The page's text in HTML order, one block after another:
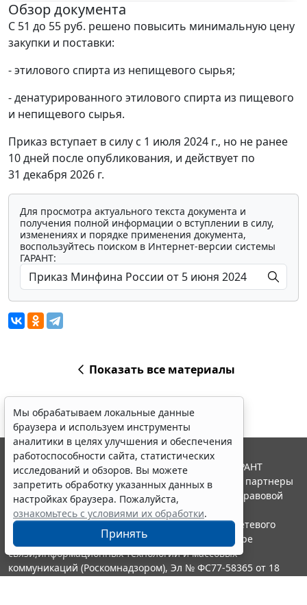
Обзор документа
С 51 до 55 руб. решено повысить минимальную цену
закупки и поставки:
- этилового спирта из непищевого сырья;
- денатурированного этилового спирта из пищевого
и непищевого сырья.
Приказ вступает в силу с 1 июля 2024 г., но не ранее
10 дней после опубликования, и действует по
31 декабря 2026 г.
Для просмотра актуального текста документа и
получения полной информации о вступлении в силу,
изменениях и порядке применения документа,
воспользуйтесь поиском в Интернет-версии системы
ГАРАНТ:
Показать все материалы
Мы обрабатываем локальные данные
браузера и используем инструменты
аналитики в целях улучшения и обеспечения
работоспособности сайта, статистических
исследований и обзоров. Вы можете
запретить обработку указанных данных в
настройках браузера. Пожалуйста,
ознакомьтесь с условиями их обработки.
Принять
© ООО "НПП "ГАРАНТ-СЕРВИС", 2026. Система ГАРАНТ
выпускается с 1990 года. Компания "Гарант" и ее партнеры
являются участниками Российской ассоциации правовой
информации ГАРАНТ.
Портал ГАРАНТ.РУ зарегистрирован в качестве сетевого
издания Федеральной службой по надзору в сфере
связи,информационных технологий и массовых
коммуникаций (Роскомнадзором), Эл № ФС77-58365 от 18